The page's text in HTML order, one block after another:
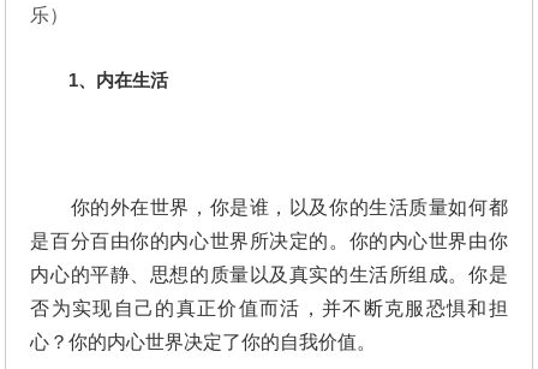
乐）
1、内在生活
你的外在世界，你是谁，以及你的生活质量如何都
是百分百由你的内心世界所决定的。你的内心世界由你
内心的平静、思想的质量以及真实的生活所组成。你是
否为实现自己的真正价值而活，并不断克服恐惧和担
心？你的内心世界决定了你的自我价值。